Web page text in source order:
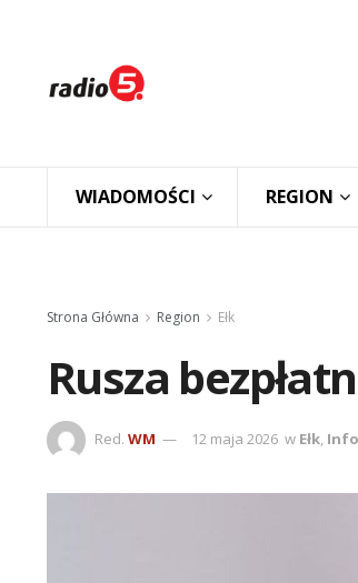
WIADOMOŚCI REGION
Strona Główna Region Ełk
Rusza
Red. WM 12 maja 2026 w Ełk,